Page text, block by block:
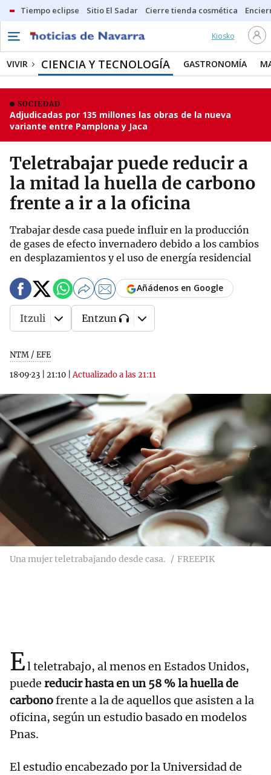
Tiempo eclipse Sitio El Sadar Cierre tienda cosmética
Kiosko
VIVIR CIENCIA Y TECNOLOGÍA GASTRONOMÍA
SOCIEDAD
Adjudicadas por 135 millones las obras de la nueva
variante entre Pamplona y Jaca
Teletrabajar puede reducir a
la mitad la huella de carbono
frente a ir a la oficina
Trabajar desde casa puede influir en la producción
de gases de efecto invernadero debido a los cambios
en desplazamientos y el uso de energía residencial
NTM / EFE
18·09·23
21:10 |Actualizado a las 21:11
Añádenos en Google
Itzuli Entzun
Una mujer teletrabajando desde casa. FREEPIK
El teletrabajo, al menos en Estados Unidos,
puede reducir hasta en un 58 % la huella de
carbonofrente a la de aquellos que asisten a la
oficina, según un estudio basado en modelos
Pnas.
El estudio encabezado por la Universidad de